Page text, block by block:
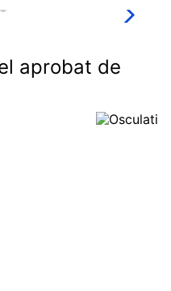
aprobat de